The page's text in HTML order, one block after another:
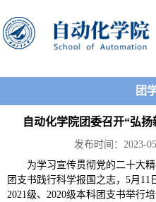
团
自动化学院团委召开“弘
发布时间：2023-
为学习宣传贯彻党的二十大
团支书践行科学报国之志，5月11
2021级、2020级本科团支书举行